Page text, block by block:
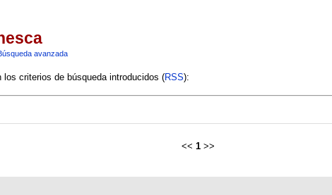
avanzada
criterios de búsqueda introducidos (RSS):
<< 1 >>